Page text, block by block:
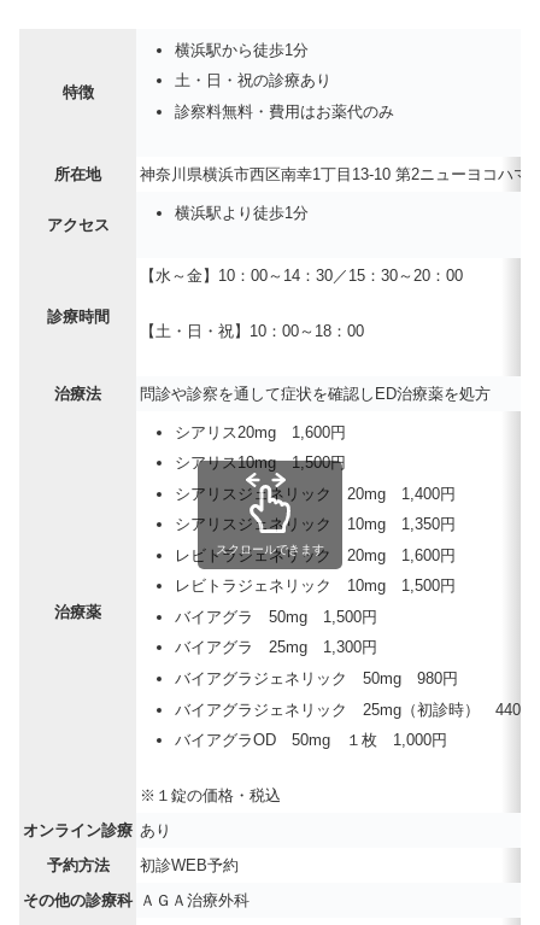
特徴
横浜駅から徒歩1分
土・日・祝の診療あり
診察料無料・費用はお薬代のみ
所在地 神奈川県横浜市西区南幸1丁目13-10 第2ニューヨコハ
アクセス
横浜駅より徒歩1分
診療時間
【水～金】10：00～14：30／15：30～20：00
【土・日・祝】10：00～18：00
治療法 問診や診察を通して症状を確認しED治療薬を処方
治療薬
シアリス20mg 1,600円
シアリス10mg 1,500円
シアリスジェネリック 20mg 1,400円
シアリスジェネリック 10mg 1,350円
レビトラジェネリック 20mg 1,600円
レビトラジェネリック 10mg 1,500円
バイアグラ 50mg 1,500円
バイアグラ 25mg 1,300円
バイアグラジェネリック 50mg 980円
バイアグラジェネリック 25mg（初診時） 440円
バイアグラOD 50mg １枚 1,000円
※１錠の価格・税込
オンライン診療 あり
予約方法
初診WEB予約
その他の診療科 ＡＧＡ治療外科
スクロールできます